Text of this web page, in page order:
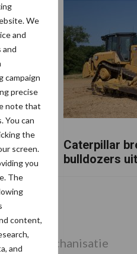
We
and
and
campaign
precise
note that
You can
the
screen.
you
The
content,
and
Caterpillar
bulldozers uit
Mechanisatie